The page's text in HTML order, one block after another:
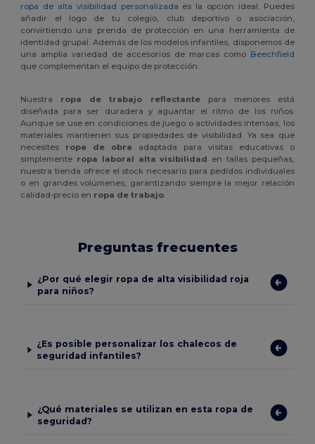
ropa de alta visibilidad personalizada es la opción ideal. Puedes
añadir el logo de tu colegio, club deportivo o asociación,
convirtiendo una prenda de protección en una herramienta de
identidad grupal. Además de los modelos infantiles, disponemos de
una amplia variedad de accesorios de marcas como Beechfield
que complementan el equipo de protección.
Nuestra ropa de trabajo reflectantepara menores está
diseñada para ser duradera y aguantar el ritmo de los niños.
Aunque se use en condiciones de juego o actividades intensas, los
materiales mantienen sus propiedades de visibilidad. Ya sea que
necesites ropa de obra adaptada para visitas educativas o
simplemente ropa laboral alta visibilidad en tallas pequeñas,
nuestra tienda ofrece el stock necesario para pedidos individuales
o en grandes volúmenes, garantizando siempre la mejor relación
calidad-precio en ropa de trabajo
Preguntas frecuentes
¿Por qué elegir ropa de alta visibilidad roja
para niños?
¿Es posible personalizar los chalecos de
seguridad infantiles?
¿Qué materiales se utilizan en esta ropa de
seguridad?